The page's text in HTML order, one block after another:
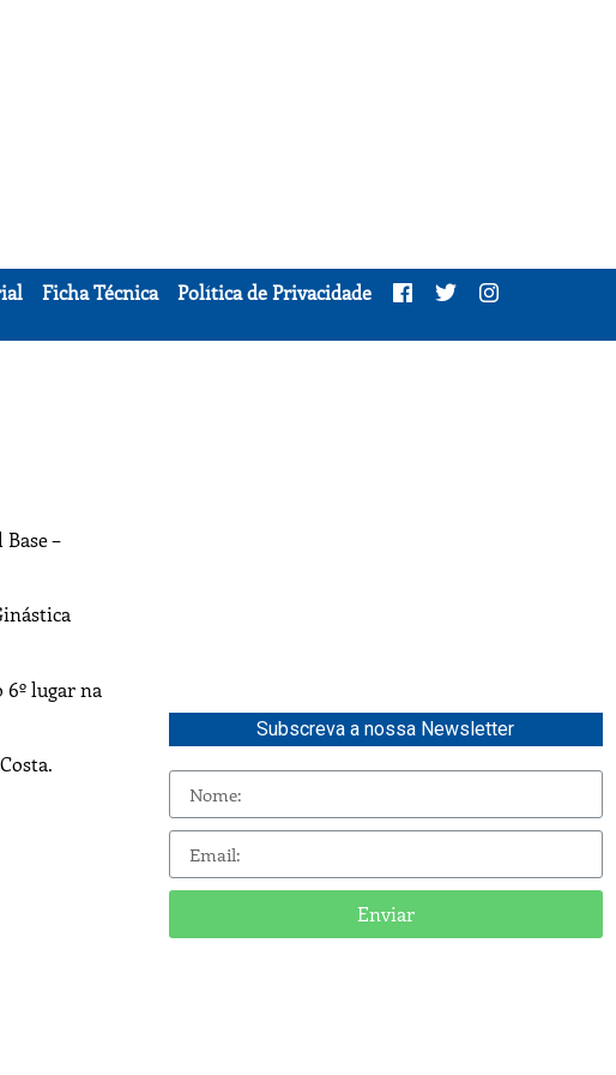
Ficha Técnica
Política de Privacidade
–
6º lugar na
Subscreva a nossa Newsletter
Enviar